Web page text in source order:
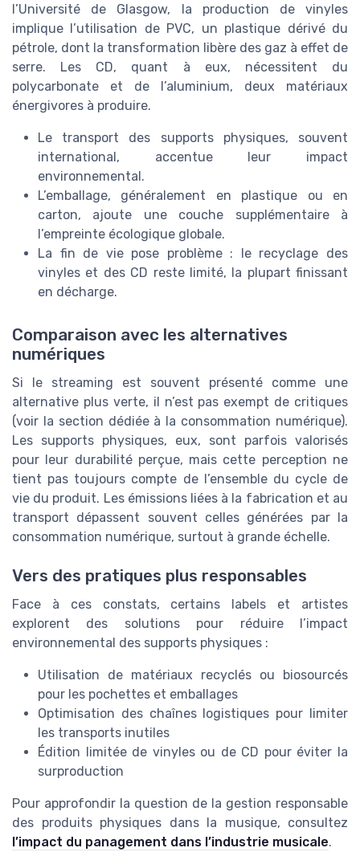
l’Université de Glasgow, la production de vinyles
implique l’utilisation de PVC, un plastique dérivé du
pétrole, dont la transformation libère des gaz à effet de
serre. Les CD, quant à eux, nécessitent du
polycarbonate et de l’aluminium, deux matériaux
énergivores à produire.
Le transport des supports physiques, souvent
international, accentue leur impact
environnemental.
L’emballage, généralement en plastique ou en
carton, ajoute une couche supplémentaire à
l’empreinte écologique globale.
La fin de vie pose problème : le recyclage des
vinyles et des CD reste limité, la plupart finissant
en décharge.
Comparaison avec les alternatives
numériques
Si le streaming est souvent présenté comme une
alternative plus verte, il n’est pas exempt de critiques
(voir la section dédiée à la consommation numérique).
Les supports physiques, eux, sont parfois valorisés
pour leur durabilité perçue, mais cette perception ne
tient pas toujours compte de l’ensemble du cycle de
vie du produit. Les émissions liées à la fabrication et au
transport dépassent souvent celles générées par la
consommation numérique, surtout à grande échelle.
Vers des pratiques plus responsables
Face à ces constats, certains labels et artistes
explorent des solutions pour réduire l’impact
environnemental des supports physiques :
Utilisation de matériaux recyclés ou biosourcés
pour les pochettes et emballages
Optimisation des chaînes logistiques pour limiter
les transports inutiles
Édition limitée de vinyles ou de CD pour éviter la
surproduction
Pour approfondir la question de la gestion responsable
des produits physiques dans la musique, consultez
l’impact du panagement dans l’industrie musicale.